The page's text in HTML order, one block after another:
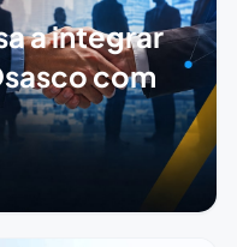
a integrar
com